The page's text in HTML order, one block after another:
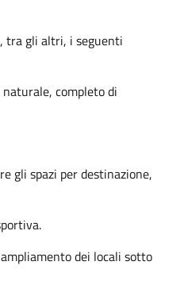
tra gli altri, i seguenti
naturale, completo di
gli spazi per destinazione,
dei locali sotto